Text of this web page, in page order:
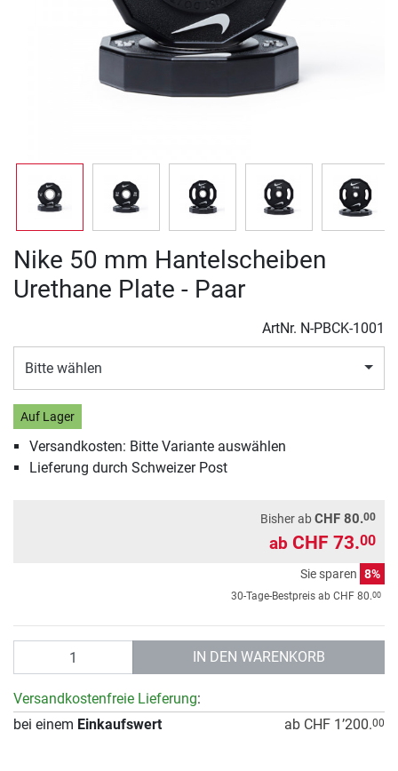
Nike 50 mm Hantelscheiben
Urethane Plate - Paar
ArtNr. N-PBCK-1001
Bitte wählen
Auf Lager
Versandkosten: Bitte Variante auswählen
Lieferung durch Schweizer Post
Bisher abCHF 80.00
ab CHF 73.00
Sie sparen 8%
30-Tage-Bestpreis ab CHF 80.00
IN DEN WARENKORB
Versandkostenfreie Lieferung:
bei einem Einkaufswert ab CHF 1’200.00